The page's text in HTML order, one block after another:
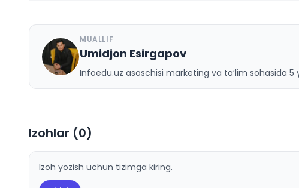
U
MUALLIF
Umidjon Esirgapov
Infoedu.uz asoschisi marketing va ta’lim sohasida 5
Izohlar (0)
Izoh yozish uchun tizimga kiring.